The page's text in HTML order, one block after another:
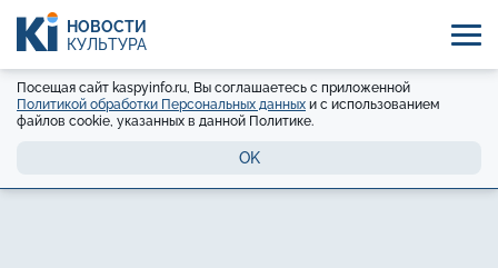
НОВОСТИ
КУЛЬТУРА
Посещая сайт kaspyinfo.ru, Вы соглашаетесь с приложенной
Политикой обработки Персональных данных и с использованием
файлов cookie, указанных в данной Политике.
OK